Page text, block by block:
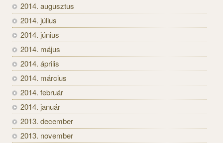
2014. augusztus
2014. július
2014. június
2014. május
2014. április
2014. március
2014. február
2014. január
2013. december
2013. november